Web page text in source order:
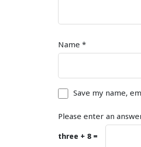
Name *
Save my name,
Please enter an
three + 8 =